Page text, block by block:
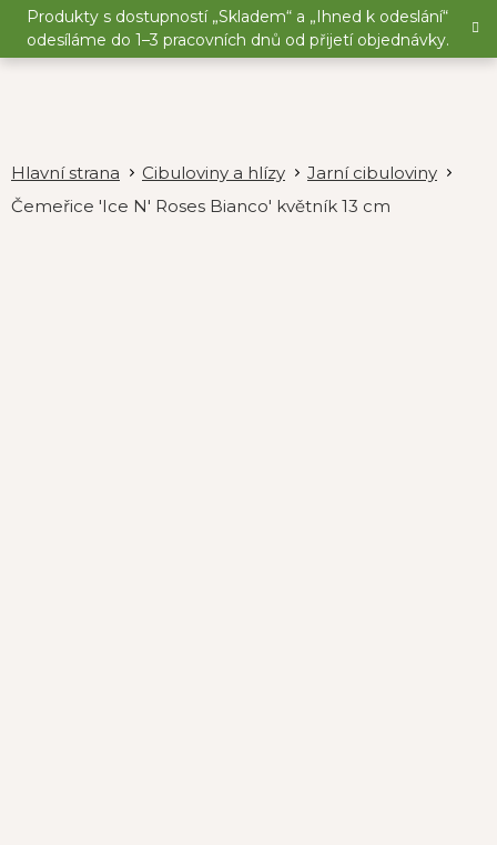
Přejít
obsah
Produkty s dostupností „Skladem“ a „Ihned k odeslání“
odesíláme do 1–3 pracovních dnů od přijetí objednávky.
Cibuloviny a hlízy
Jarní cibuloviny
Čemeřice 'Ice N' Roses Bianco' květník 13 cm